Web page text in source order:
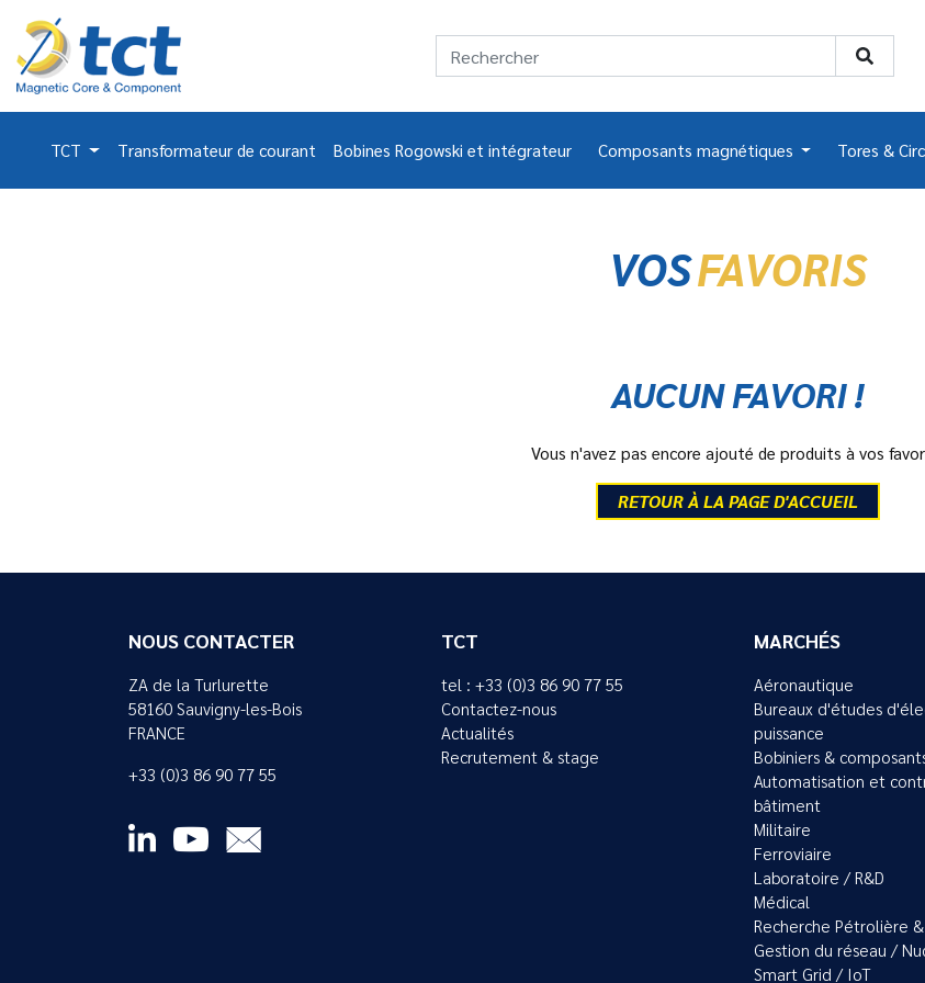
TCT Transformateur de courant Bobines Rogowski et intégrateur Composants magnétiques Tores &
VOSFAVORIS
AUCUN FAVORI !
Vous n'avez pas encore ajouté de produits à vos
RETOUR À LA PAGE D'ACCUEIL
NOUS CONTACTER
ZA de la Turlurette
58160 Sauvigny-les-Bois
FRANCE
+33 (0)3 86 90 77 55
TCT
tel : +33 (0)3 86 90 77 55
Contactez-nous
Actualités
Recrutement & stage
MARCHÉS
Aéronautique
Bureaux d'études
puissance
Bobiniers &
Automatisation et
bâtiment
Militaire
Ferroviaire
Laboratoire / R&D
Médical
Recherche Pétrolière
Gestion du réseau /
Smart Grid / IoT